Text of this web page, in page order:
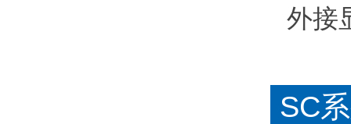
外接
SC